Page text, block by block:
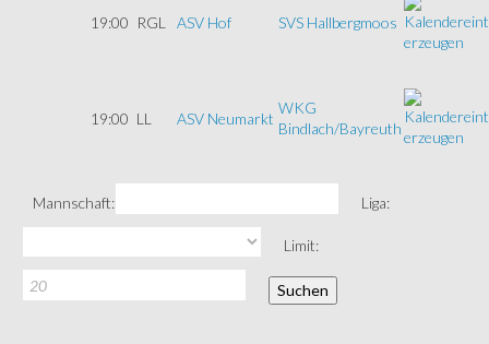
19:00 RGL ASV Hof SVS Hallbergmoos
19:00 LL ASV Neumarkt
WKG
Bindlach/Bayreuth
Mannschaft: Liga:
Limit: